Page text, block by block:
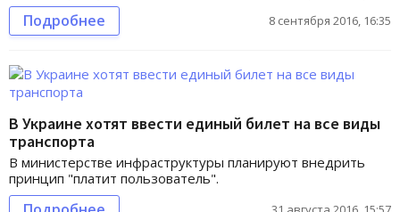
Подробнее 8 сентября 2016, 16:35
В Украине хотят ввести единый билет на все виды
транспорта
В министерстве инфраструктуры планируют внедрить
принцип "платит пользователь".